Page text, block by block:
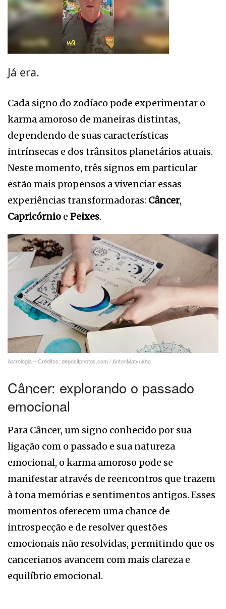
Já era.
Cada signo do zodíaco pode experimentar o
karma amoroso de maneiras distintas,
dependendo de suas características
intrínsecas e dos trânsitos planetários atuais.
Neste momento, três signos em particular
estão mais propensos a vivenciar essas
experiências transformadoras: Câncer,
Capricórnio e Peixes.
Astrologia – Créditos: depositphotos.com / AntonMatyukha
Câncer: explorando o passado
emocional
Para Câncer, um signo conhecido por sua
ligação com o passado e sua natureza
emocional, o karma amoroso pode se
manifestar através de reencontros que trazem
à tona memórias e sentimentos antigos. Esses
momentos oferecem uma chance de
introspecção e de resolver questões
emocionais não resolvidas, permitindo que os
cancerianos avancem com mais clareza e
equilíbrio emocional.